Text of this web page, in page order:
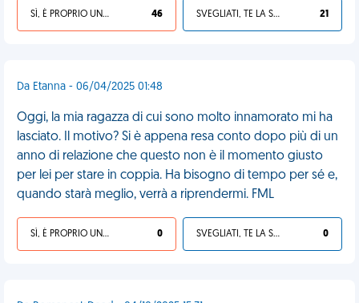
SÌ, È PROPRIO UNA VDM! 46 SVEGLIATI, TE LA SEI CERCATA! 21
Da Etanna - 06/04/2025 01:48
Oggi, la mia ragazza di cui sono molto innamorato mi ha
lasciato. Il motivo? Si è appena resa conto dopo più di un
anno di relazione che questo non è il momento giusto
per lei per stare in coppia. Ha bisogno di tempo per sé e,
quando starà meglio, verrà a riprendermi. FML
SÌ, È PROPRIO UNA VDM! 0 SVEGLIATI, TE LA SEI CERCATA! 0